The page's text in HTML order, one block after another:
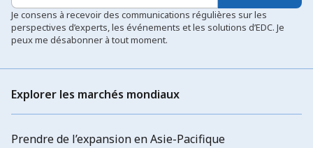
Je consens à recevoir des communications régulières sur les
perspectives d’experts, les événements et les solutions d’EDC. Je
peux me désabonner à tout moment.
Explorer les marchés mondiaux
Prendre de l’expansion en Asie-Pacifique